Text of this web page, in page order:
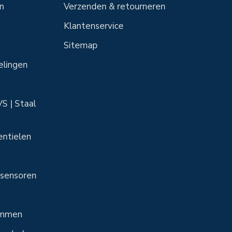
| Staal
Verzenden & retourneren
Klantenservice
Sitemap